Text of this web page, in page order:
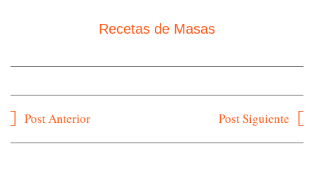
Recetas de Masas
Navegación
Post Anterior Post Siguiente